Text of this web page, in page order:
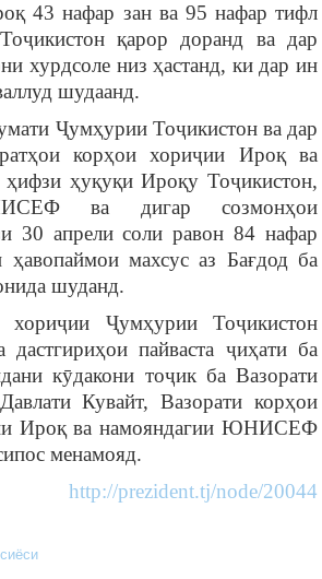
43 нафар зан ва 95 нафар тифл
қарор доранд ва дар
хурдсоле низ ҳастанд, ки дар ин
шудаанд.
Ҷумҳурии Тоҷикистон ва дар
корҳои хориҷии Ироқ ва
ҳифзи ҳуқуқи Ироқу Тоҷикистон,
ва дигар созмонҳои
30 апрели соли равон 84 нафар
ҳавопаймои махсус аз Бағдод ба
шуданд.
хориҷии Ҷумҳурии Тоҷикистон
пайваста ҷиҳати ба
кӯдакони тоҷик ба Вазорати
Кувайт, Вазорати корҳои
Ироқ ва намояндагии ЮНИСЕФ
менамояд.
http://prezident.tj/node/20044